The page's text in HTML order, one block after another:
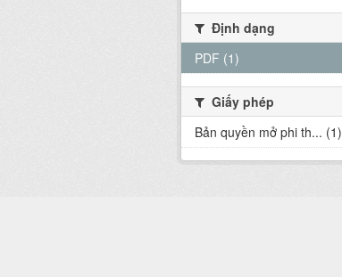
Định dạng
PDF (1)
Giấy phép
Bản quyền mở phi th... (1)